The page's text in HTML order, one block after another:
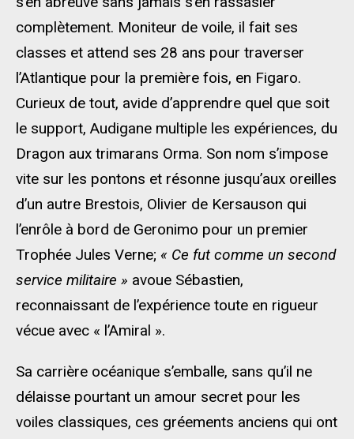
complètement. Moniteur de voile, il fait ses
classes et attend ses 28 ans pour traverser
l’Atlantique pour la première fois, en Figaro.
Curieux de tout, avide d’apprendre quel que soit
le support, Audigane multiple les expériences, du
Dragon aux trimarans Orma. Son nom s’impose
vite sur les pontons et résonne jusqu’aux oreilles
d’un autre Brestois, Olivier de Kersauson qui
l’enrôle à bord de Geronimo pour un premier
Trophée Jules Verne; « Ce fut comme un second
service militaire » avoue Sébastien,
reconnaissant de l’expérience toute en rigueur
vécue avec « l’Amiral ».
Sa carrière océanique s’emballe, sans qu’il ne
délaisse pourtant un amour secret pour les
voiles classiques, ces gréements anciens qui ont